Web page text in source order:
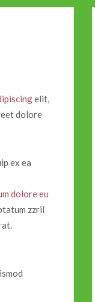
elit,
dolore
ex ea
dolore eu
zzril